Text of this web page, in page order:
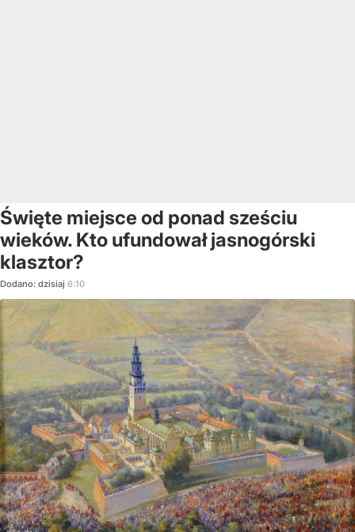
Święte miejsce od ponad sześciu
wieków. Kto ufundował jasnogórski
klasztor?
Dodano: dzisiaj 6:10